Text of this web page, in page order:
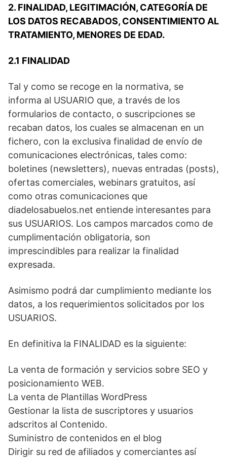
2. FINALIDAD, LEGITIMACIÓN, CATEGORÍA DE
LOS DATOS RECABADOS, CONSENTIMIENTO AL
TRATAMIENTO, MENORES DE EDAD.
2.1 FINALIDAD
Tal y como se recoge en la normativa, se
informa al USUARIO que, a través de los
formularios de contacto, o suscripciones se
recaban datos, los cuales se almacenan en un
fichero, con la exclusiva finalidad de envío de
comunicaciones electrónicas, tales como:
boletines (newsletters), nuevas entradas (posts),
ofertas comerciales, webinars gratuitos, así
como otras comunicaciones que
diadelosabuelos.net entiende interesantes para
sus USUARIOS. Los campos marcados como de
cumplimentación obligatoria, son
imprescindibles para realizar la finalidad
expresada.
Asimismo podrá dar cumplimiento mediante los
datos, a los requerimientos solicitados por los
USUARIOS.
En definitiva la FINALIDAD es la siguiente:
La venta de formación y servicios sobre SEO y
posicionamiento WEB.
La venta de Plantillas WordPress
Gestionar la lista de suscriptores y usuarios
adscritos al Contenido.
Suministro de contenidos en el blog
Dirigir su red de afiliados y comerciantes así